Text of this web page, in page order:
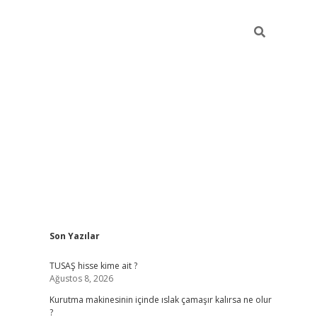
Sidebar
Son Yazılar
TUSAŞ hisse kime ait ?
Ağustos 8, 2026
Kurutma makinesinin içinde ıslak çamaşır kalırsa ne olur
?